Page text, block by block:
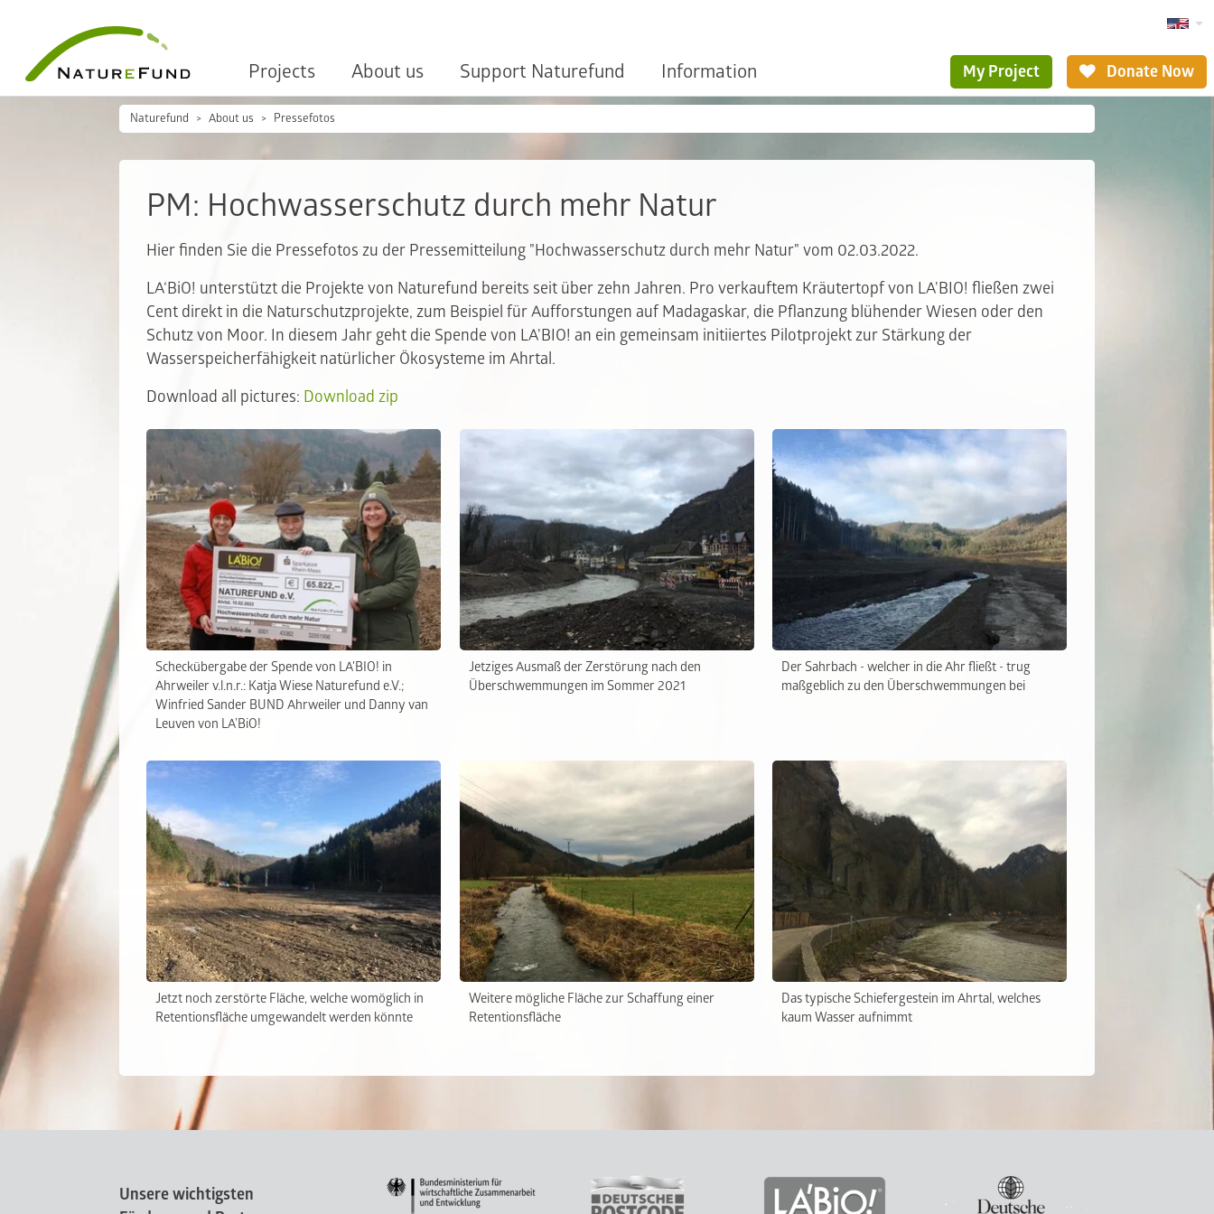
Projects About us Support Naturefund Information My Project Donate Now
Naturefund About us Pressefotos
PM: Hochwasserschutz durch mehr Natur
Hier finden Sie die Pressefotos zu der Pressemitteilung "Hochwasserschutz durch mehr Natur" vom 02.03.2022.
LA‘BiO! unterstützt die Projekte von Naturefund bereits seit über zehn Jahren. Pro verkauftem Kräutertopf von LA'BIO! fließen zwei
Cent direkt in die Naturschutzprojekte, zum Beispiel für Aufforstungen auf Madagaskar, die Pflanzung blühender Wiesen oder den
Schutz von Moor. In diesem Jahr geht die Spende von LA'BIO! an ein gemeinsam initiiertes Pilotprojekt zur Stärkung der
Wasserspeicherfähigkeit natürlicher Ökosysteme im Ahrtal.
Download all pictures: Download zip
Scheckübergabe der Spende von LA'BIO! in
Ahrweiler v.l.n.r.: Katja Wiese Naturefund e.V.;
Winfried Sander BUND Ahrweiler und Danny van
Leuven von LA’BiO!
Jetziges Ausmaß der Zerstörung nach den
Überschwemmungen im Sommer 2021
Der Sahrbach - welcher in die Ahr fließt - trug
maßgeblich zu den Überschwemmungen bei
Jetzt noch zerstörte Fläche, welche womöglich in
Retentionsfläche umgewandelt werden könnte
Weitere mögliche Fläche zur Schaffung einer
Retentionsfläche
Das typische Schiefergestein im Ahrtal, welches
kaum Wasser aufnimmt
Unsere wichtigsten